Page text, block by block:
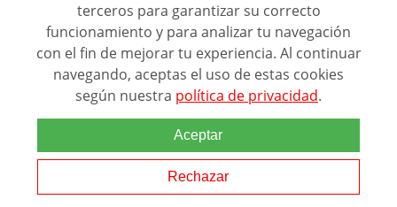
Ver programa
SOLICITAR INFORMACIÓN
terceros para garantizar su correcto
funcionamiento y para analizar tu navegación
con el fin de mejorar tu experiencia. Al continuar
navegando, aceptas el uso de estas cookies
según nuestra política de privacidad.
Aceptar
Rechazar